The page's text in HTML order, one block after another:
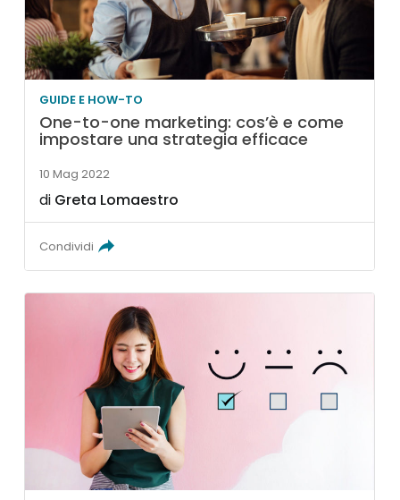
GUIDE E HOW-TO
One-to-one marketing: cos’è e come
impostare una strategia efficace
10 Mag 2022
di Greta Lomaestro
Condividi